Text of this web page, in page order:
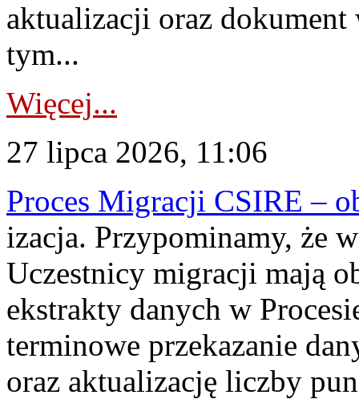
aktualizacji oraz
tym...
Więcej...
27 lipca 2026, 11:06
Proces Migracji CSIRE –
izacja. Przypominamy, że
Uczestnicy migracji mają
ekstrakty danych w
terminowe przekazanie
oraz aktualizację liczby